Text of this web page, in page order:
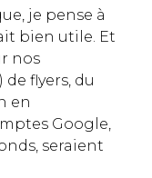
je pense à
bien utile. Et
nos
flyers, du
en
Google,
seraient